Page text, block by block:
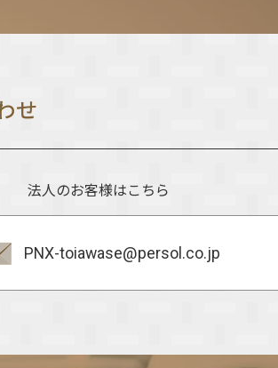
せ
法人のお客様はこちら
PNX-toiawase@persol.co.jp